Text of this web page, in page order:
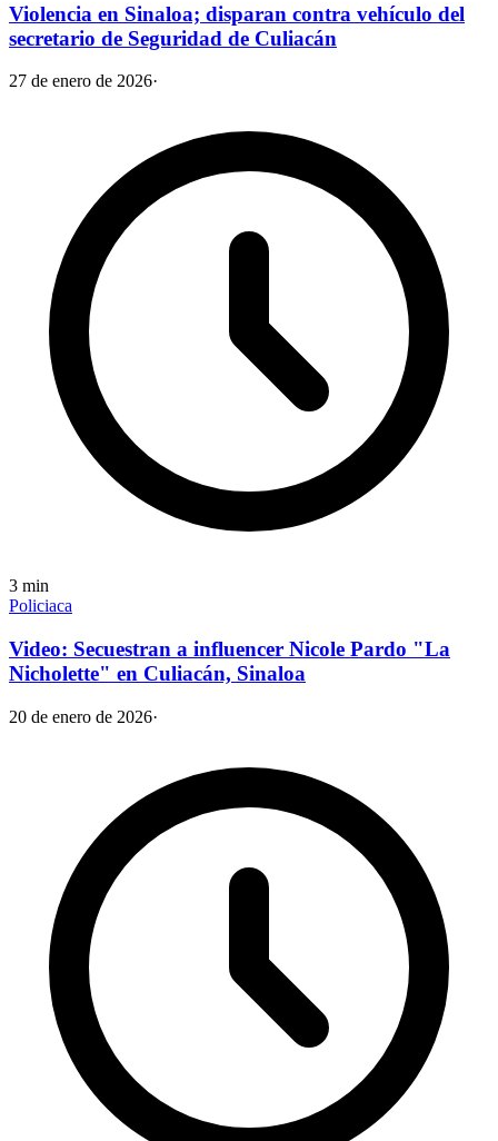
Violencia en Sinaloa; disparan contra vehículo del
secretario de Seguridad de Culiacán
27 de enero de 2026·
3 min
Policiaca
Video: Secuestran a influencer Nicole Pardo "La
Nicholette" en Culiacán, Sinaloa
20 de enero de 2026·